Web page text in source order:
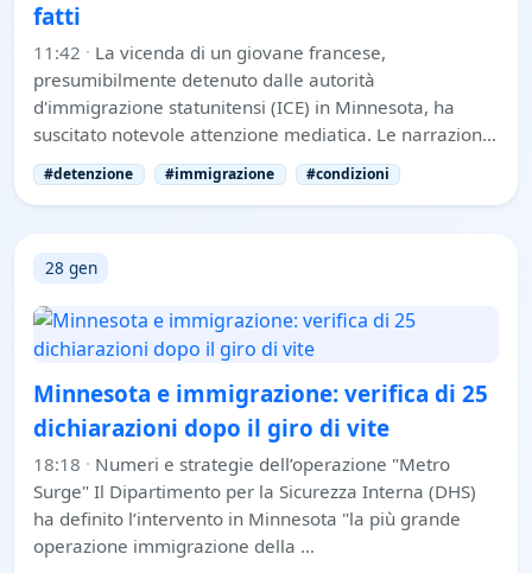
fatti
11:42 · La vicenda di un giovane francese,
presumibilmente detenuto dalle autorità
d'immigrazione statunitensi (ICE) in Minnesota, ha
suscitato notevole attenzione mediatica. Le narrazion…
#detenzione #immigrazione #condizioni
28 gen
Minnesota e immigrazione: verifica di 25
dichiarazioni dopo il giro di vite
18:18 · Numeri e strategie dell’operazione "Metro
Surge" Il Dipartimento per la Sicurezza Interna (DHS)
ha definito l’intervento in Minnesota "la più grande
operazione immigrazione della …